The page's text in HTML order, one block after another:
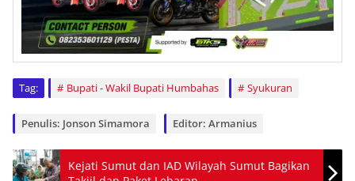
Tag: Bupati - Wakil Bupati Humbahas Syukuran
Penulis: Jonson Simamora Editor: Armanius
Kejati Sumut dan IAD Wilayah Sumut Bagikan